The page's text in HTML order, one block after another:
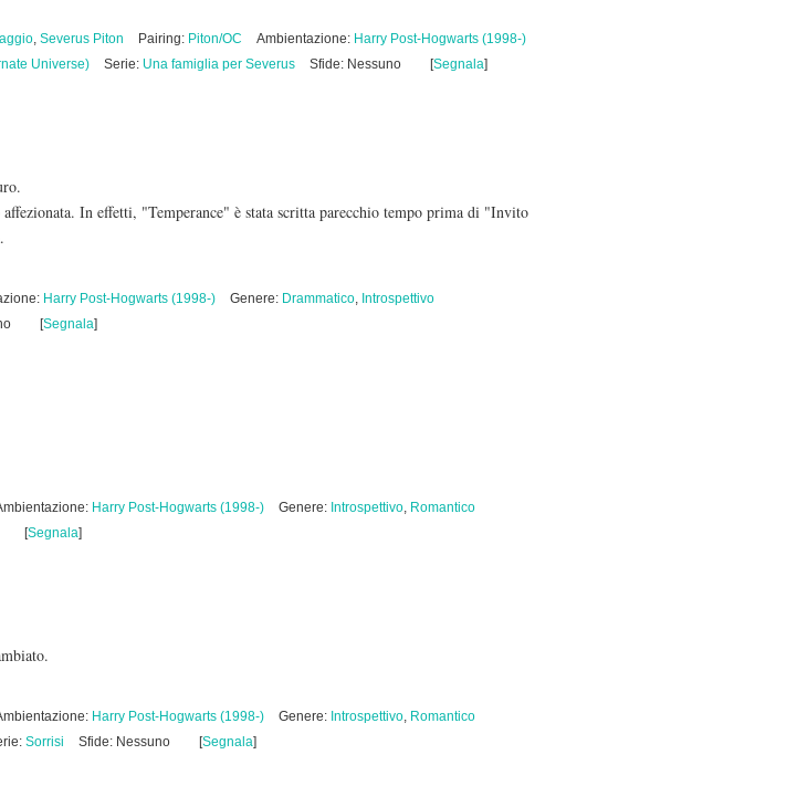
, Severus Piton Pairing: Piton/OC Ambientazione: Harry Post-Hogwarts (1998-)
Universe) Serie: Una famiglia per Severus Sfide: Nessuno [Segnala]
In effetti, "Temperance" è stata scritta parecchio tempo prima di "Invito
Harry Post-Hogwarts (1998-) Genere: Drammatico, Introspettivo
[Segnala]
Harry Post-Hogwarts (1998-) Genere: Introspettivo, Romantico
[Segnala]
Harry Post-Hogwarts (1998-) Genere: Introspettivo, Romantico
Sorrisi Sfide: Nessuno [Segnala]